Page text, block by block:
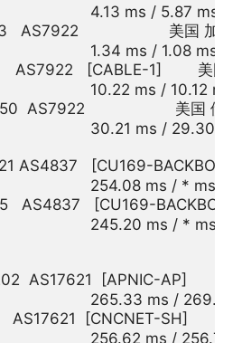
4.13 ms / 5.87 ms
AS7922                    美国 加
1.34 ms / 1.08 ms
AS7922   [CABLE-1]        美
10.22 ms / 10.12
AS7922                    美国 伊
30.21 ms /
AS4837   [CU169-
254.08 ms / * ms /
AS4837   [CU169-
245.20 ms / * ms /
AS17621  [APNIC-AP]
265.33 ms /
AS17621  [CNCNET-SH]      中
256.62 ms /